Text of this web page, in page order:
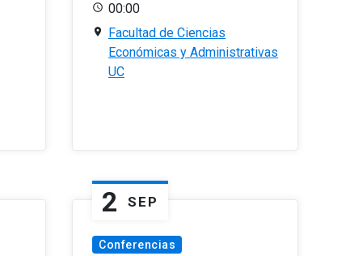
00:00
Facultad de Ciencias
Económicas y Administrativas
UC
2 SEP
Conferencias